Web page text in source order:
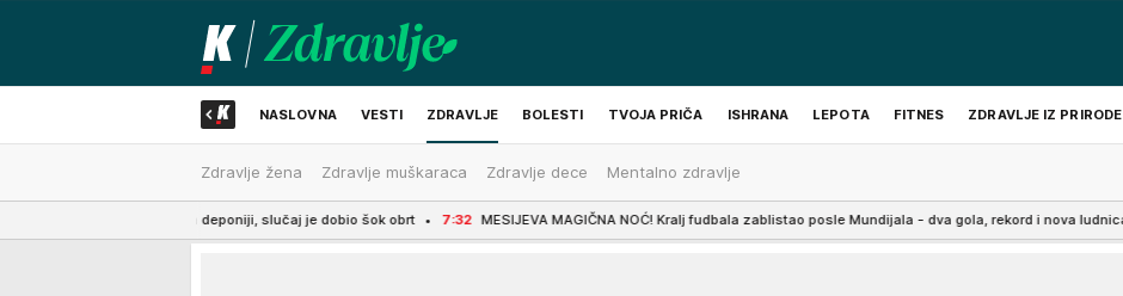
NASLOVNA VESTI ZDRAVLJE BOLESTI TVOJA PRIČA ISHRANA LEPOTA FITNES ZDRAVLJE IZ PRIRODE
NAJNOVIJE
Zdravlje žena Zdravlje muškaraca Zdravlje dece Mentalno zdravlje
pronašli na deponiji, slučaj je dobio šok obrt 7:32 MESIJEVA MAGIČNA NOĆ! Kralj fudbala zablistao posle Mundijala - dva gola, rekord i nova ludnica u Majamiju!